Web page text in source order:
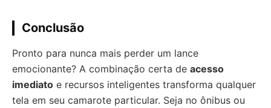
Conclusão
Pronto para nunca mais perder um lance
emocionante? A combinação certa de acesso
imediato e recursos inteligentes transforma qualquer
tela em seu camarote particular. Seja no ônibus ou